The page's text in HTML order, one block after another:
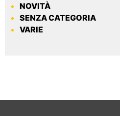
NOVITÀ
SENZA CATEGORIA
VARIE